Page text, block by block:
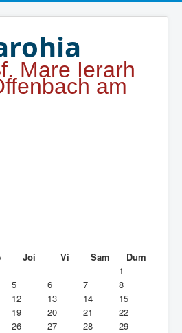
Mare Ierarh
am
Joi Vi Sam
Dum
1
5 6 7
8
12 13 14
15
19 20 21
22
26 27 28
29